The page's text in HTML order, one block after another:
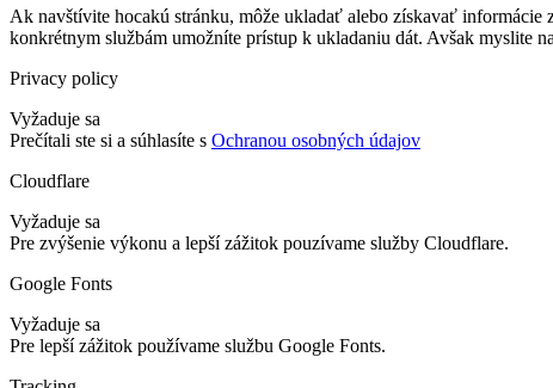
Ak navštívite hocakú stránku, môže ukladať alebo získavať
konkrétnym službám umožníte prístup k ukladaniu dát. Avšak myslite
Privacy policy
Vyžaduje sa
Prečítali ste si a súhlasíte s Ochranou osobných údajov
Cloudflare
Vyžaduje sa
Pre zvýšenie výkonu a lepší zážitok pouzívame služby Cloudflare.
Google Fonts
Vyžaduje sa
Pre lepší zážitok používame službu Google Fonts.